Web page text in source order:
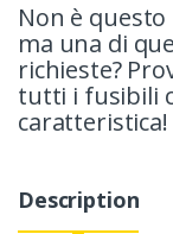
Non è
ma una di
richieste?
tutti i fusibili
caratteristica!
Description